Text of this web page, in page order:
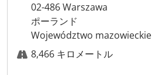
02-486 Warszawa
ポーランド
Województwo mazowieckie
8,466 キロメートル